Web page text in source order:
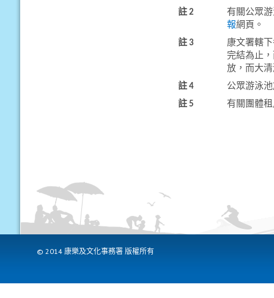
註 2
有關公眾
報網頁。
註 3
康文署轄
完結為止
放，而大
註 4
公眾游泳
註 5
有關團體
© 2014 康樂及文化事務署 版權所有